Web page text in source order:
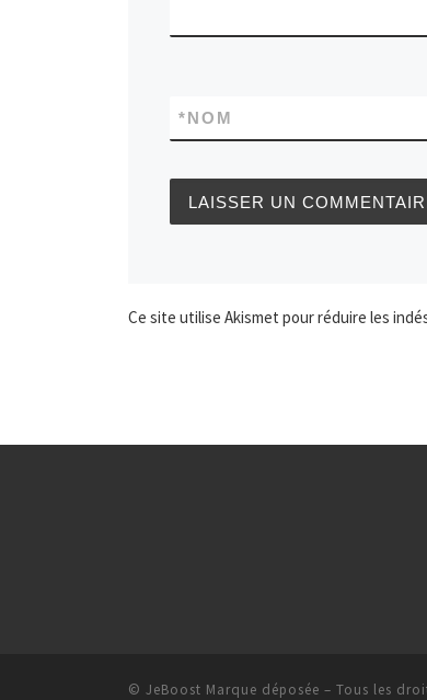
NOM
*
Ce site utilise Akismet pour réduire les
© JeBoost Marque déposée – Tous les